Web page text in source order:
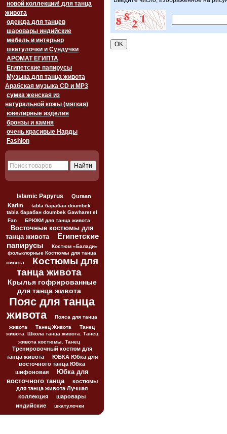
новой коллекции! для танца
живота
одежда для танцев
шаровары индийские
мебель и интерьер
шкатулочки и Сундучки
АРОМАТ ЕГИПТА
Египетские папирусы
Музыка для танца живота
Арабская музыка CD и MP3
сумка женская из
натуральной кожы (мягкая)
ювелирные изделия
бронзы и камня
очень красивые Нарды
Fashion
Islamic Papyrus
Quraan
Karim
tabla барабан doumbek
tabla барабан doumbek Gawharet el
Fan
БРЮКИ для танца живота
Восточные костюмы для
танца живота
Египетские
папирусы
Костюм «Балади»
фольклорные Костюмы для танца
живота
Костюмы для
танца живота
Крылья гофрированные
для танца живота
Пояс для танца
живота
Пояса для танца
живота
Танец Живота
Танец
живота. Школа танца живота. Танец
живота костюмы. Танец
Тренировочный костюм для
танца живота
ЮБКА Юбка для
восточного танца Юбка
шифоновая
Юбка для
восточного танца
костюмы
для танца живота Лучшая
коллекция
шаровары
индийские
шкатулочки